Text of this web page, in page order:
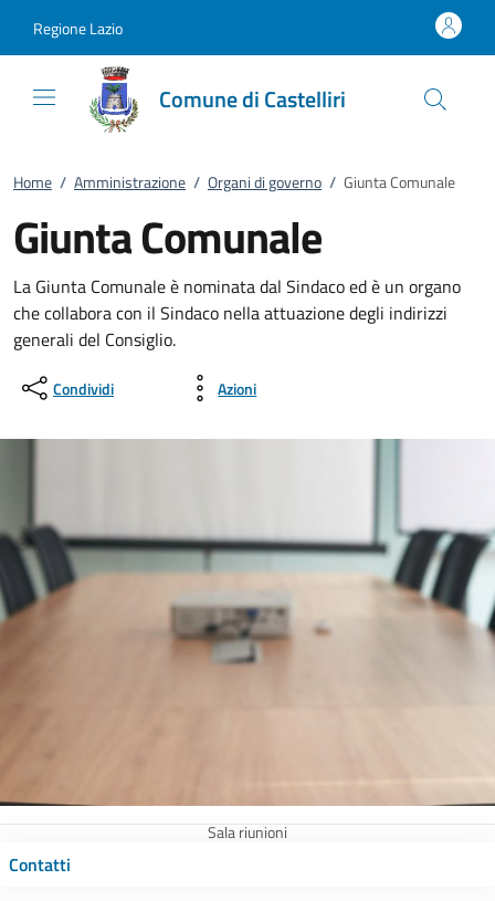
Regione Lazio
Comune di Castelliri
Home / Amministrazione / Organi di governo / Giunta Comunale
Giunta Comunale
La Giunta Comunale è nominata dal Sindaco ed è un organo
che collabora con il Sindaco nella attuazione degli indirizzi
generali del Consiglio.
Condividi Azioni
Sala riunioni
Contatti